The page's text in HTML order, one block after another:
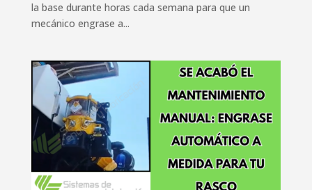
la base durante horas cada semana para que un
mecánico engrase a...